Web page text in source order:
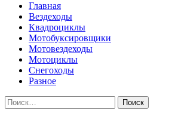
Главная
Вездеходы
Квадроциклы
Мотобуксировщики
Мотовездеходы
Мотоциклы
Снегоходы
Разное
Найти: